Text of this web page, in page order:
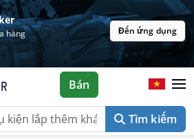
hàng Đến ứng dụng
Tìm kiếm
Bán